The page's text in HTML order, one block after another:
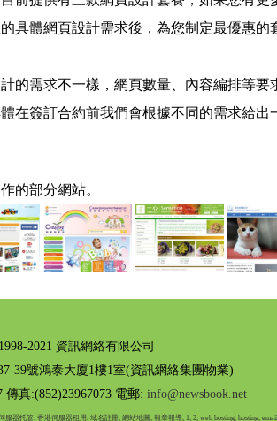
具體網頁設計需求後，為您制定最優惠的
的需求不一樣，網頁數量、內容編排等要
在簽訂合約前我們會根據不同的需求給出
的部分網站。
2021 資訊網絡有限公司
39號鴻泰大廈1樓1室(資訊網絡集團物業)
傳真:(852)23967073 電郵: info@newsbook.net
服器托管, 香港伺服器租用, 域名註冊, 網站地圖, 報章報導, 1, 2, web hosting, hosting,